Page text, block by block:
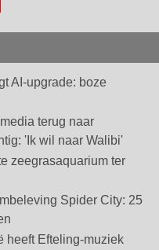
AI-upgrade: boze
terug naar
'Ik wil naar Walibi'
zeegrasaquarium ter
Spider City: 25
heeft Efteling-muziek